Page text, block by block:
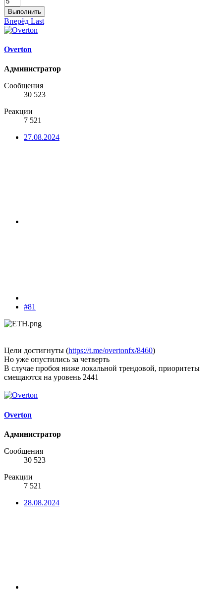
Выполнить
Вперёд Last
Overton
Администратор
Сообщения
30 523
Реакции
7 521
27.08.2024
#81
Цели достигнуты (https://t.me/overtonfx/8460)
Но уже опустились за четверть
В случае пробоя ниже локальной трендовой, приоритеты
смещаются на уровень 2441
Overton
Администратор
Сообщения
30 523
Реакции
7 521
28.08.2024